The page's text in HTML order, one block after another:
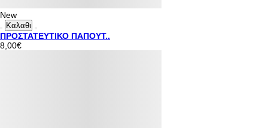
New
Καλαθι
ΠΡΟΣΤΑΤΕΥΤΙΚΟ ΠΑΠΟΥΤ..
8,00€